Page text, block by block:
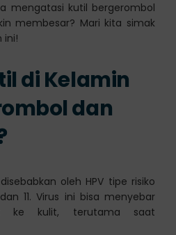
mengatasi kutil bergerombol
membesar? Mari kita simak
ini!
di Kelamin
dan
oleh HPV tipe risiko
11. Virus ini bisa menyebar
ke kulit, terutama saat